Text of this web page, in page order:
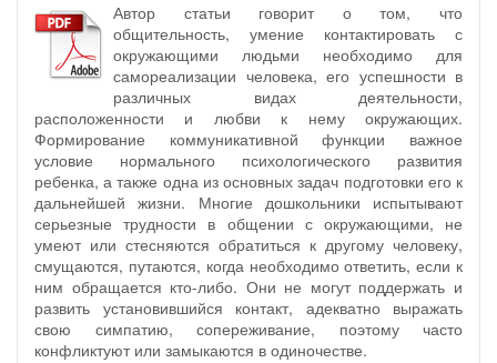
Автор статьи говорит о том, что
общительность, умение контактировать с
окружающими людьми необходимо для
самореализации человека, его успешности в
различных видах деятельности,
расположенности и любви к нему окружающих.
Формирование коммуникативной функции важное
условие нормального психологического развития
ребенка, а также одна из основных задач подготовки его к
дальнейшей жизни. Многие дошкольники испытывают
серьезные трудности в общении с окружающими, не
умеют или стесняются обратиться к другому человеку,
смущаются, путаются, когда необходимо ответить, если к
ним обращается кто-либо. Они не могут поддержать и
развить установившийся контакт, адекватно выражать
свою симпатию, сопереживание, поэтому часто
конфликтуют или замыкаются в одиночестве.